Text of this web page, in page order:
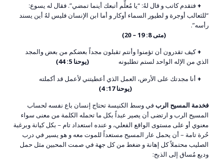
+ فتقدم كاتب و قال لهُ: “يا مُعلِّم أتبعك أينما تمضي”. فقال له يسوع:
“للثعالب أوجرة و لطيور السماء أوكار و أما ابن الإنسان فليس لهُ أين يسند
رأسه”.
(متى 8: 19 – 20)
+كيف تقدرون أن تؤمنوا وأنتم تقبلون مجداً بعضكم من بعض والمجد
الذي من الإله الواحد لستم تطلبونه (يوحنا 5: 44)
+ أنا مجدتك على الأرض، العمل الذي أعطيتني لأعمل قد أكملته
(يوحنا 17: 4)
فخدمة المسيح الربفي وسط الكنيسة تحتاج إنسان باع نفسه لحساب
المسيح الرب و ارتضى أن يصير عبداً بكل ما تحمله الكلمة من معنى سواء
معنوي أو على مستوى الواقع الفعلي، و عنده استعداد تام – بكل كيانة وبرغبة
حُرة تامة – أن يحمل عار المسيح مستعداً للموت معه و هو يسير في درب
الصليب محتملاً كل إهانة و ضغط من كل جهة في صمت المحبين مثل حمل
وديع مُساق إلى الذبح: